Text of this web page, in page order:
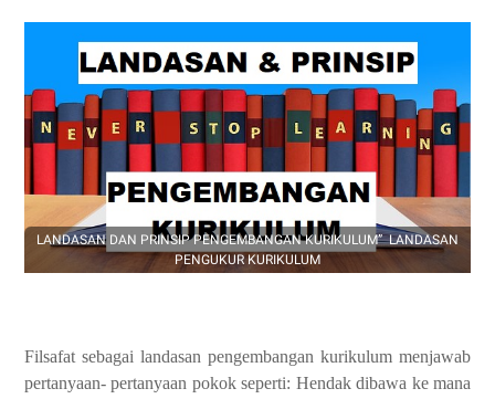
LANDASAN DAN PRINSIP PENGEMBANGAN KURIKULUM” LANDASAN
PENGUKUR KURIKULUM
Filsafat sebagai landasan pengembangan kurikulum menjawab
pertanyaan- pertanyaan pokok seperti: Hendak dibawa ke mana